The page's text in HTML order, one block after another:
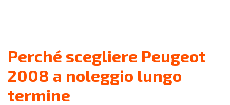
Perché scegliere Peugeot
2008 a noleggio lungo
termine